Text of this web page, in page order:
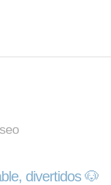
divertidos 🐶